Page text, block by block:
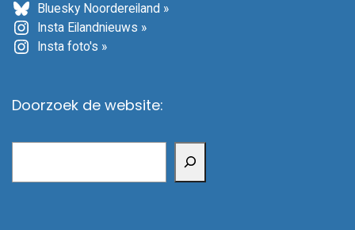
Bluesky Noordereiland »
Insta Eilandnieuws »
Insta foto's »
Doorzoek de website: